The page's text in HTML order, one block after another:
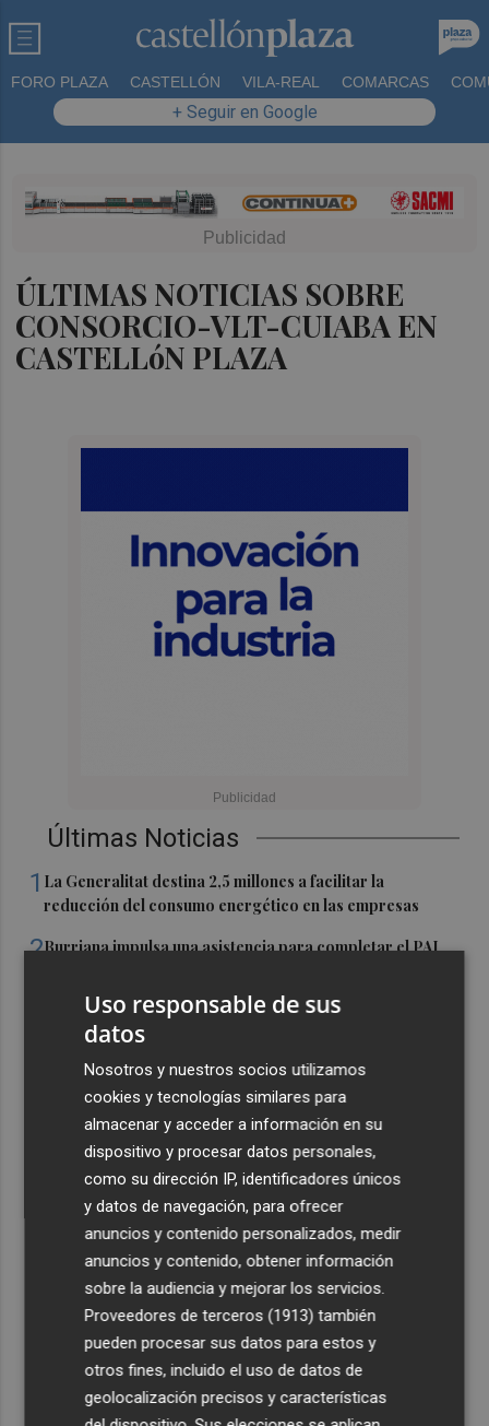
FORO PLAZA CASTELLÓN VILA-REAL COMARCAS
+ Seguir en Google
ÚLTIMAS NOTICIAS SOBRE
CONSORCIO-VLT-CUIABA EN
CASTELLóN PLAZA
Últimas Noticias
1 La Generalitat destina 2,5 millones a facilitar la
reducción del consumo energético en las empresas
2Burriana impulsa una asistencia para completar el PAI
de 15 años
Simó destaca el impulso del Gobierno al alquiler
asequible en Castelló frente "a los pisos de 200.000
euros de Carrasco"
Castelló adjudica a Civicons por 600.500 euros las
obras de reforma de la tenencia de alcaldía sur
Castelló acelera el montaje de la infraestructura en las
playas y el Planetari del eclipse para convertirlo en "un
evento histórico"
Uso responsable de sus
datos
Nosotros y nuestros socios utilizamos
cookies y tecnologías similares para
almacenar y acceder a información en su
dispositivo y procesar datos personales,
como su dirección IP, identificadores únicos
y datos de navegación, para ofrecer
anuncios y contenido personalizados, medir
anuncios y contenido, obtener información
sobre la audiencia y mejorar los servicios.
Proveedores de terceros (1913) también
pueden procesar sus datos para estos y
otros fines, incluido el uso de datos de
geolocalización precisos y características